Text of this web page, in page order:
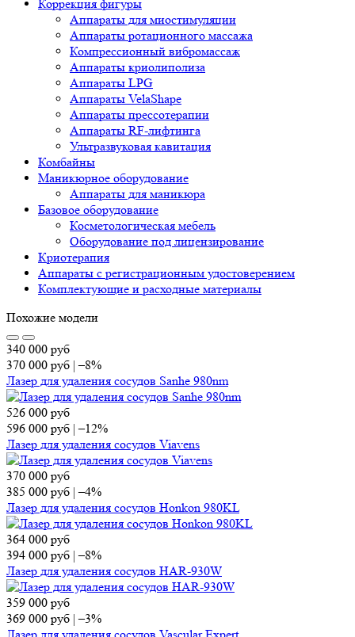
Коррекция фигуры
Аппараты для миостимуляции
Аппараты ротационного массажа
Компрессионный вибромассаж
Аппараты криолиполиза
Аппараты LPG
Аппараты VelaShape
Аппараты прессотерапии
Аппараты RF-лифтинга
Ультразвуковая кавитация
Комбайны
Маникюрное оборудование
Аппараты для маникюра
Базовое оборудование
Косметологическая мебель
Оборудование под лицензирование
Криотерапия
Аппараты c регистрационным удостоверением
Комплектующие и расходные материалы
Похожие модели
340 000 руб
370 000 руб |–8%
Лазер для удаления сосудов Sanhe 980nm
526 000 руб
596 000 руб |–12%
Лазер для удаления сосудов Viavens
370 000 руб
385 000 руб |–4%
Лазер для удаления сосудов Honkon 980KL
364 000 руб
394 000 руб |–8%
Лазер для удаления сосудов HAR-930W
359 000 руб
369 000 руб |–3%